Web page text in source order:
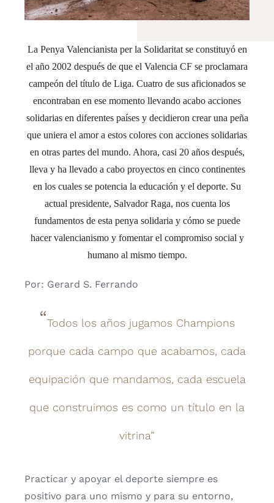
La Penya Valencianista per la Solidaritat se constituyó en
el año 2002 después de que el Valencia CF se proclamara
campeón del título de Liga. Cuatro de sus aficionados se
encontraban en ese momento llevando acabo acciones
solidarias en diferentes países y decidieron crear una peña
que uniera el amor a estos colores con acciones solidarias
en otras partes del mundo. Ahora, casi 20 años después,
lleva y ha llevado a cabo proyectos en cinco continentes
en los cuales se potencia la educación y el deporte. Su
actual presidente, Salvador Raga, nos cuenta los
fundamentos de esta penya solidaria y cómo se puede
hacer valencianismo y fomentar el compromiso social y
humano al mismo tiempo.
Por: Gerard S. Ferrando
“Todos los años jugamos Champions
porque cada campo que acabamos, cada
equipación que mandamos, cada escuela
que construimos es como un título en la
vitrina”
Practicar y apoyar el deporte siempre es
positivo para uno mismo y para su entorno,